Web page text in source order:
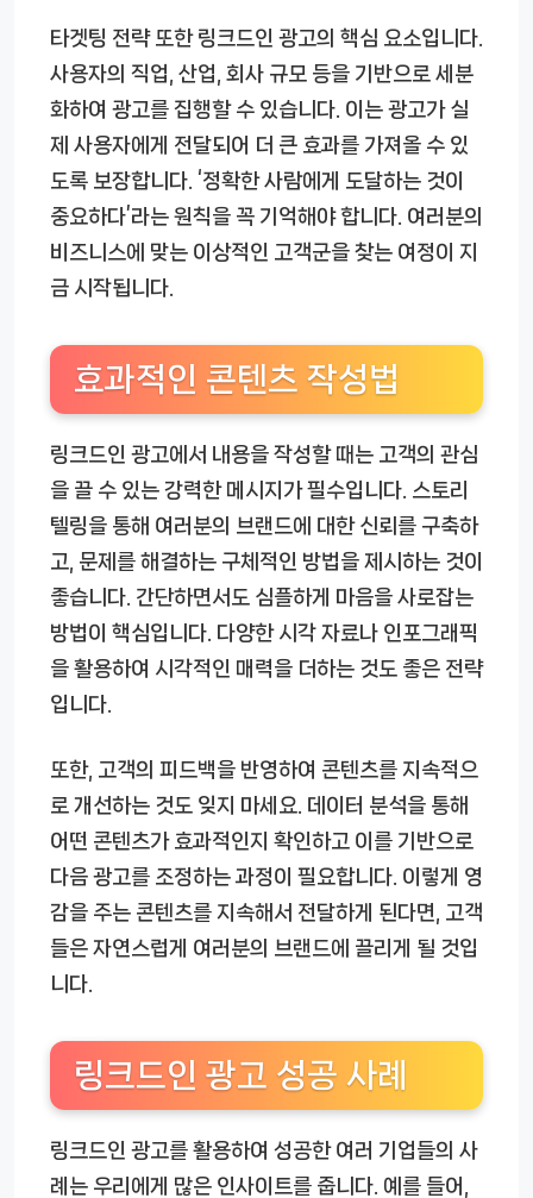
타겟팅 전략 또한 링크드인 광고의 핵심 요소입니다.
사용자의 직업, 산업, 회사 규모 등을 기반으로 세분
화하여 광고를 집행할 수 있습니다. 이는 광고가 실
제 사용자에게 전달되어 더 큰 효과를 가져올 수 있
도록 보장합니다. ‘정확한 사람에게 도달하는 것이
중요하다’라는 원칙을 꼭 기억해야 합니다. 여러분의
비즈니스에 맞는 이상적인 고객군을 찾는 여정이 지
금 시작됩니다.
효과적인 콘텐츠 작성법
링크드인 광고에서 내용을 작성할 때는 고객의 관심
을 끌 수 있는 강력한 메시지가 필수입니다. 스토리
텔링을 통해 여러분의 브랜드에 대한 신뢰를 구축하
고, 문제를 해결하는 구체적인 방법을 제시하는 것이
좋습니다. 간단하면서도 심플하게 마음을 사로잡는
방법이 핵심입니다. 다양한 시각 자료나 인포그래픽
을 활용하여 시각적인 매력을 더하는 것도 좋은 전략
입니다.
또한, 고객의 피드백을 반영하여 콘텐츠를 지속적으
로 개선하는 것도 잊지 마세요. 데이터 분석을 통해
어떤 콘텐츠가 효과적인지 확인하고 이를 기반으로
다음 광고를 조정하는 과정이 필요합니다. 이렇게 영
감을 주는 콘텐츠를 지속해서 전달하게 된다면, 고객
들은 자연스럽게 여러분의 브랜드에 끌리게 될 것입
니다.
링크드인 광고 성공 사례
링크드인 광고를 활용하여 성공한 여러 기업들의 사
례는 우리에게 많은 인사이트를 줍니다. 예를 들어,